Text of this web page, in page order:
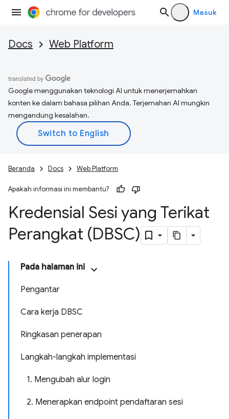
Masuk
Docs Web Platform
Google menggunakan teknologi AI untuk menerjemahkan
konten ke dalam bahasa pilihan Anda. Terjemahan AI mungkin
mengandung kesalahan.
Beranda Docs Web Platform
Apakah informasi ini membantu?
Kredensial Sesi yang Terikat
Perangkat (DBSC)
Pada halaman ini
Pengantar
Cara kerja DBSC
Ringkasan penerapan
Langkah-langkah implementasi
1. Mengubah alur login
2. Menerapkan endpoint pendaftaran sesi